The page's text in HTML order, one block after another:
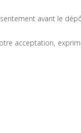
avant le
acceptation,